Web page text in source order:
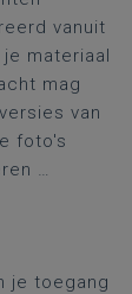
vanuit
materiaal
mag
van
foto's
…
je toegang